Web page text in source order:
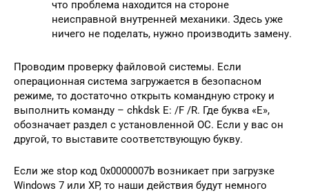
что проблема находится на стороне
неисправной внутренней механики. Здесь уже
ничего не поделать, нужно производить замену.
Проводим проверку файловой системы. Если
операционная система загружается в безопасном
режиме, то достаточно открыть командную строку и
выполнить команду – chkdsk E: /F /R. Где буква «E»,
обозначает раздел с установленной ОС. Если у вас он
другой, то выставите соответствующую букву.
Если же stop код 0x0000007b возникает при загрузке
Windows 7 или XP, то наши действия будут немного